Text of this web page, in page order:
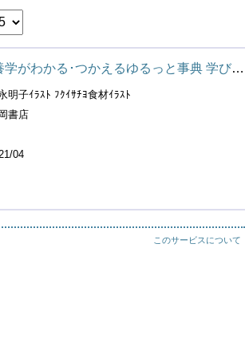
がわかる･つかえるゆるっと事典 学び始めに最適!!
明子ｲﾗｽﾄ ﾌｸｲｻﾁﾖ食材ｲﾗｽﾄ
書店
04
このサービスについて